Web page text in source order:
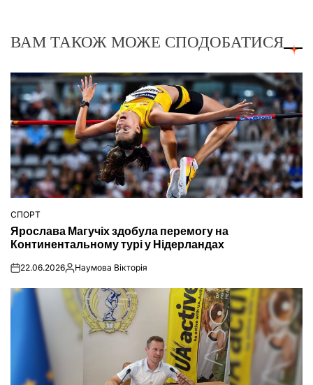
ВАМ ТАКОЖ МОЖЕ СПОДОБАТИСЯ
ОПУБЛІКУВАТИ
У
СПОРТ
Ярослава Магучіх здобула перемогу на
Континентальному турі у Нідерландах
on22.06.2026Опубліковано
Наумова Вікторія